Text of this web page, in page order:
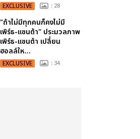
EXCLUSIVE : 28
"ถ้าไม่มีทุกคนก็คงไม่มี
เพิร์ธ-แซนต้า" ประมวลภาพ
เพิร์ธ-แซนต้า เปลี่ยน
ฮอลล์ให...
EXCLUSIVE : 34